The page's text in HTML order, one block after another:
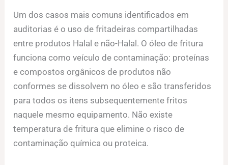
Um dos casos mais comuns identificados em
auditorias é o uso de fritadeiras compartilhadas
entre produtos Halal e não-Halal. O óleo de fritura
funciona como veículo de contaminação: proteínas
e compostos orgânicos de produtos não
conformes se dissolvem no óleo e são transferidos
para todos os itens subsequentemente fritos
naquele mesmo equipamento. Não existe
temperatura de fritura que elimine o risco de
contaminação química ou proteica.